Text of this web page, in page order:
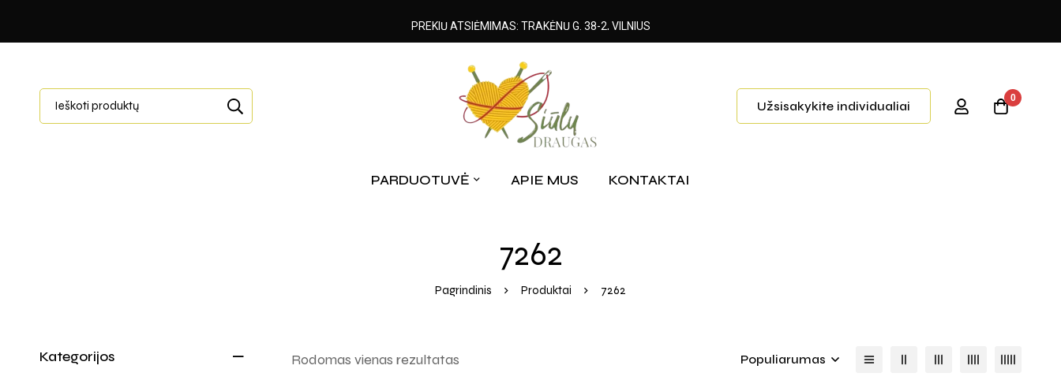
Užsisakykite individualiai
0
PARDUOTUVĖ APIE MUS KONTAKTAI
7262
Pagrindinis Produktai 7262
Kategorijos Rodomas vienas rezultatas Populiarumas
PREKIŲ ATSIĖMIMAS: TRAKĖNŲ G. 38-2, VILNIUS